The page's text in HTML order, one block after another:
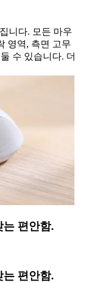
니다. 모든 마우
영역, 측면 고무
수 있습니다. 더
는 편안함.
는 편안함.